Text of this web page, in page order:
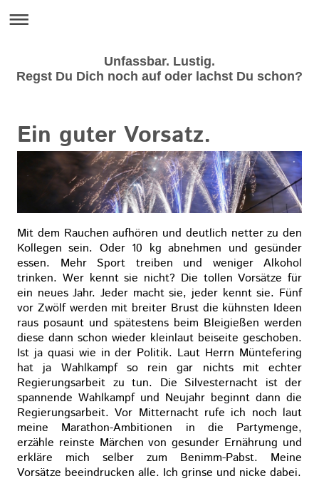
Unfassbar. Lustig.
Regst Du Dich noch auf oder lachst Du schon?
Ein guter Vorsatz.
Mit dem Rauchen aufhören und deutlich netter zu den
Kollegen sein. Oder 10 kg abnehmen und gesünder
essen. Mehr Sport treiben und weniger Alkohol
trinken. Wer kennt sie nicht? Die tollen Vorsätze für
ein neues Jahr. Jeder macht sie, jeder kennt sie. Fünf
vor Zwölf werden mit breiter Brust die kühnsten Ideen
raus posaunt und spätestens beim Bleigießen werden
diese dann schon wieder kleinlaut beiseite geschoben.
Ist ja quasi wie in der Politik. Laut Herrn Müntefering
hat ja Wahlkampf so rein gar nichts mit echter
Regierungsarbeit zu tun. Die Silvesternacht ist der
spannende Wahlkampf und Neujahr beginnt dann die
Regierungsarbeit. Vor Mitternacht rufe ich noch laut
meine Marathon-Ambitionen in die Partymenge,
erzähle reinste Märchen von gesunder Ernährung und
erkläre mich selber zum Benimm-Pabst. Meine
Vorsätze beeindrucken alle. Ich grinse und nicke dabei.